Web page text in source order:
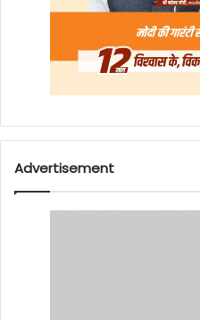
Advertisement